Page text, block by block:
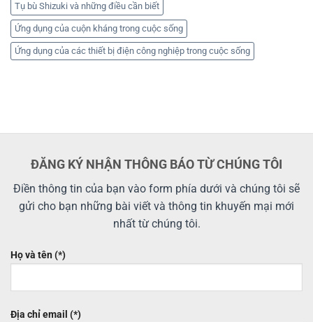
Tụ bù Shizuki và những điều cần biết
Ứng dụng của cuộn kháng trong cuộc sống
Ứng dụng của các thiết bị điện công nghiệp trong cuộc sống
ĐĂNG KÝ NHẬN THÔNG BÁO TỪ CHÚNG TÔI
Điền thông tin của bạn vào form phía dưới và chúng tôi sẽ
gửi cho bạn những bài viết và thông tin khuyến mại mới
nhất từ chúng tôi.
Họ và tên (*)
Địa chỉ email (*)